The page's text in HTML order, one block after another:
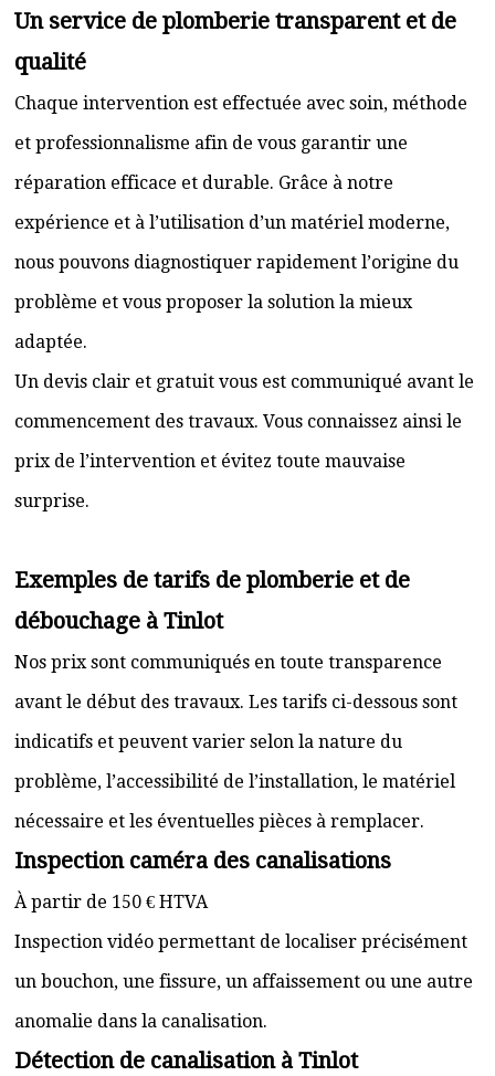
Un service de plomberie transparent et de
qualité
Chaque intervention est effectuée avec soin, méthode
et professionnalisme afin de vous garantir une
réparation efficace et durable. Grâce à notre
expérience et à l’utilisation d’un matériel moderne,
nous pouvons diagnostiquer rapidement l’origine du
problème et vous proposer la solution la mieux
adaptée.
Un devis clair et gratuit vous est communiqué avant le
commencement des travaux. Vous connaissez ainsi le
prix de l’intervention et évitez toute mauvaise
surprise.
Exemples de tarifs de plomberie et de
débouchage à Tinlot
Nos prix sont communiqués en toute transparence
avant le début des travaux. Les tarifs ci-dessous sont
indicatifs et peuvent varier selon la nature du
problème, l’accessibilité de l’installation, le matériel
nécessaire et les éventuelles pièces à remplacer.
Inspection caméra des canalisations
À partir de 150 € HTVA
Inspection vidéo permettant de localiser précisément
un bouchon, une fissure, un affaissement ou une autre
anomalie dans la canalisation.
Détection de canalisation à Tinlot